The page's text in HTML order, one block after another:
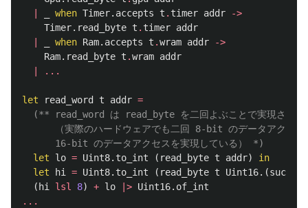
when Timer. accepts t . timer addr
->
Timer. read_byte t . timer addr
when Ram. accepts t .wram addr
->
Ram. read_byte t .wram addr
...
let read_word t addr =
(** read_word は read_byte を二回よぶことで実現される
（実際のハードウェアでも二回 8-bit のデータアクセス
      16-bit のデータアクセスを実現している） *)
let
lo = Uint8. to_int ( read_byte t addr)
in
let
hi = Uint8. to_int ( read_byte t Uint16.(succ
( hi lsl 8) + lo |> Uint16. of_int
...